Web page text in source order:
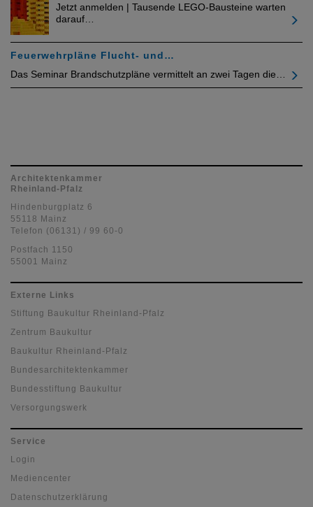
Jetzt anmelden | Tausende LEGO-Bausteine warten
darauf…
Feuerwehrpläne Flucht- und…
Das Seminar Brandschutzpläne vermittelt an zwei Tagen die…
Architektenkammer
Rheinland-Pfalz
Hindenburgplatz 6
55118 Mainz
Telefon (06131) / 99 60-0
Postfach 1150
55001 Mainz
Externe Links
Stiftung Baukultur Rheinland-Pfalz
Zentrum Baukultur
Baukultur Rheinland-Pfalz
Bundesarchitektenkammer
Bundesstiftung Baukultur
Versorgungswerk
Service
Login
Mediencenter
Datenschutzerklärung